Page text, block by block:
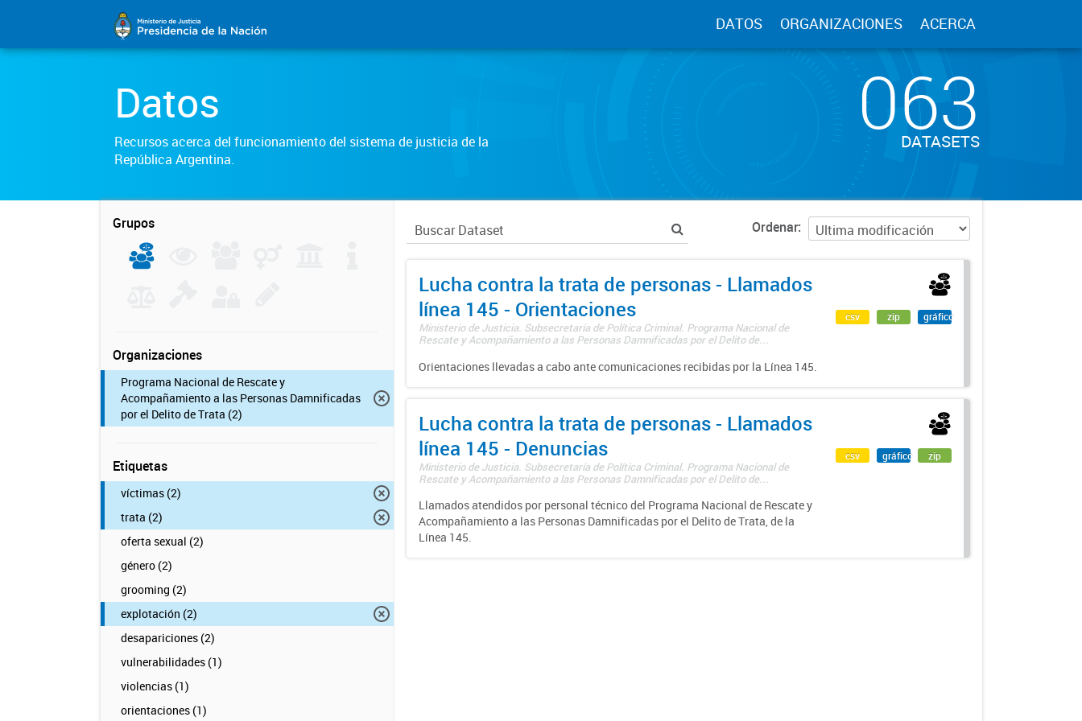
DATOS ORGANIZACIONES ACERCA
Datos
Recursos acerca del funcionamiento del sistema de justicia de la
República Argentina.
063
DATASETS
Grupos
Organizaciones
Programa Nacional de Rescate y
Acompañamiento a las Personas Damnificadas
por el Delito de Trata (2)
Etiquetas
víctimas (2)
trata (2)
oferta sexual (2)
género (2)
grooming (2)
explotación (2)
desapariciones (2)
vulnerabilidades (1)
violencias (1)
orientaciones (1)
Ordenar
Lucha contra la trata de personas - Llamados
línea 145 - Orientaciones
Ministerio de Justicia. Subsecretaría de Política Criminal. Programa Nacional de
Rescate y Acompañamiento a las Personas Damnificadas por el Delito de...
Orientaciones llevadas a cabo ante comunicaciones recibidas por la Línea 145.
csv zip gráfico
Lucha contra la trata de personas - Llamados
línea 145 - Denuncias
Ministerio de Justicia. Subsecretaría de Política Criminal. Programa Nacional de
Rescate y Acompañamiento a las Personas Damnificadas por el Delito de...
Llamados atendidos por personal técnico del Programa Nacional de Rescate y
Acompañamiento a las Personas Damnificadas por el Delito de Trata, de la
Línea 145.
csv gráfico zip